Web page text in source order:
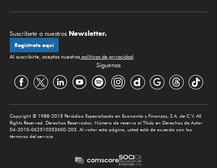
Suscríbete a nuestros Newsletter.
Regístrate aquí
Al suscribirte, aceptas nuestras políticas de privacidad
Síguenos
Copyright © 1988-2015 Periódico Especializado en Economía y Finanzas, S.A. de C.V. All
Rights Reserved. Derechos Reservados. Número de reserva al Título en Derechos de Autor
04-2010-062510353600-203. Al visitar esta página, usted está de acuerdo con los
términos del servicio